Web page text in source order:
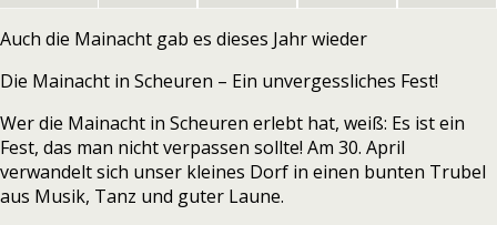
Auch die Mainacht gab es dieses Jahr wieder
Die Mainacht in Scheuren – Ein unvergessliches Fest!
Wer die Mainacht in Scheuren erlebt hat, weiß: Es ist ein
Fest, das man nicht verpassen sollte! Am 30. April
verwandelt sich unser kleines Dorf in einen bunten Trubel
aus Musik, Tanz und guter Laune.